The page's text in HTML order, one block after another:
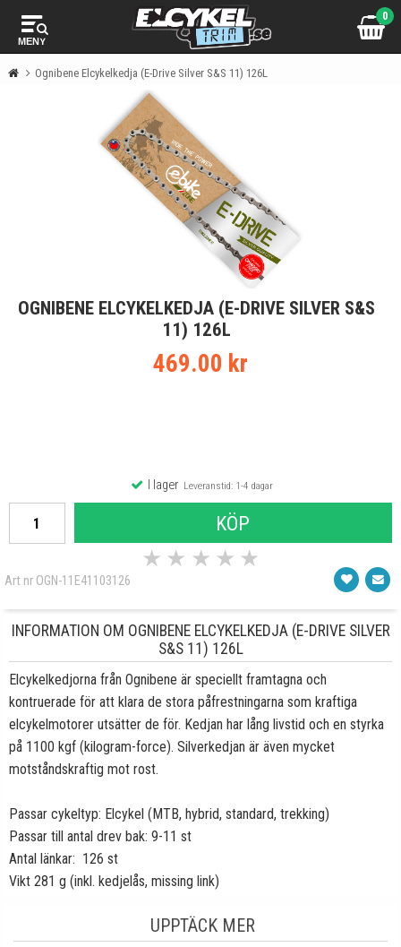
MENY
0
Ognibene Elcykelkedja (E-Drive Silver S&S 11) 126L
OGNIBENE ELCYKELKEDJA (E-DRIVE SILVER S&S
11) 126L
469.00 kr
I lagerLeveranstid: 1-4 dagar
KÖP
★ ★ ★ ★ ★
Art nr OGN-11E41103126
INFORMATION OM OGNIBENE ELCYKELKEDJA (E-DRIVE SILVER
S&S 11) 126L
Elcykelkedjorna från Ognibene är speciellt framtagna och
kontruerade för att klara de stora påfrestningarna som kraftiga
elcykelmotorer utsätter de för. Kedjan har lång livstid och en styrka
på 1100 kgf (kilogram-force). Silverkedjan är även mycket
motståndskraftig mot rost.
Passar cykeltyp: Elcykel (MTB, hybrid, standard, trekking)
Passar till antal drev bak: 9-11 st
Antal länkar: 126 st
Vikt 281 g (inkl. kedjelås, missing link)
UPPTÄCK MER